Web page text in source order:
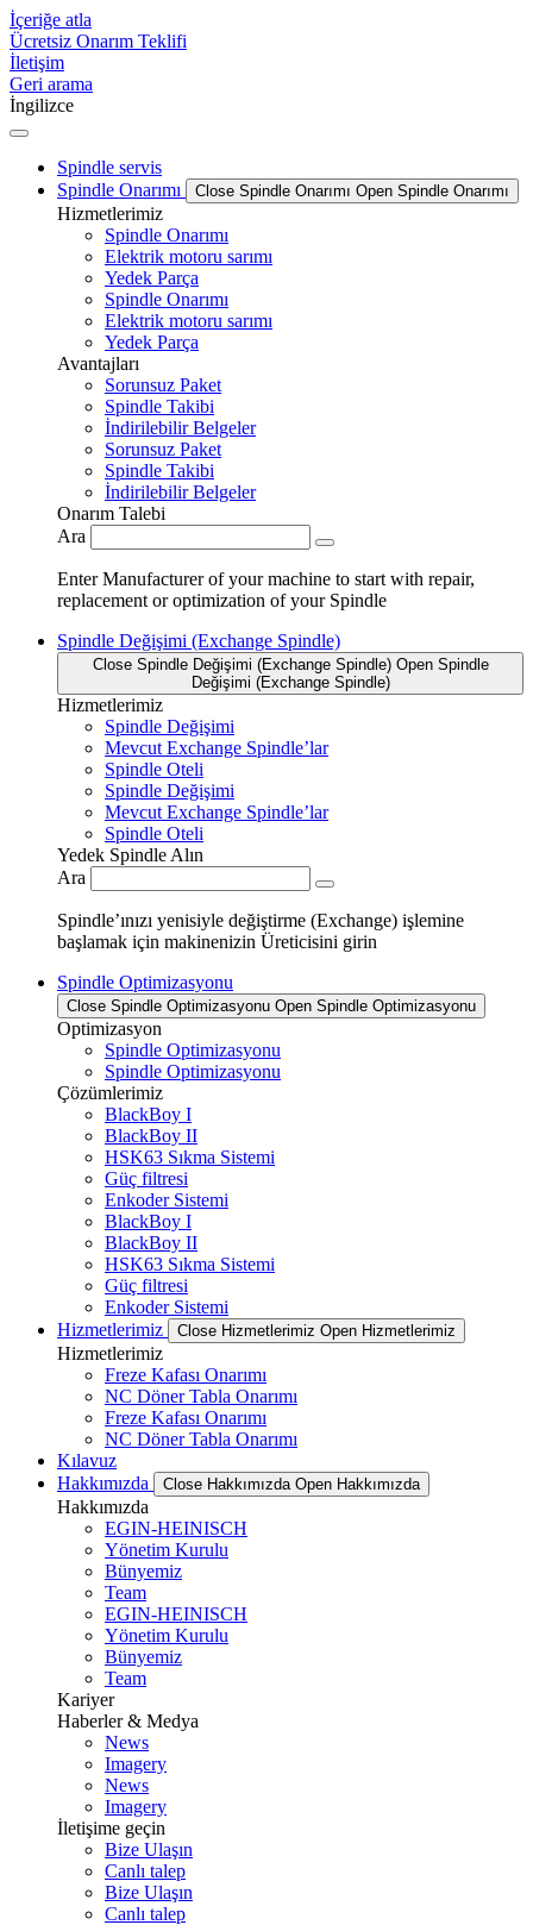
İçeriğe atla
Ücretsiz Onarım Teklifi
İletişim
Geri arama
İngilizce
Spindle servis
Spindle Onarımı
Close Spindle Onarımı Open Spindle Onarımı
Hizmetlerimiz
Spindle Onarımı
Elektrik motoru sarımı
Yedek Parça
Spindle Onarımı
Elektrik motoru sarımı
Yedek Parça
Avantajları
Sorunsuz Paket
Spindle Takibi
İndirilebilir Belgeler
Sorunsuz Paket
Spindle Takibi
İndirilebilir Belgeler
Onarım Talebi
Ara
Enter Manufacturer of your machine to start with repair,
replacement or optimization of your Spindle
Spindle Değişimi (Exchange Spindle)
Close Spindle Değişimi (Exchange Spindle) Open Spindle
Değişimi (Exchange Spindle)
Hizmetlerimiz
Spindle Değişimi
Mevcut Exchange Spindle’lar
Spindle Oteli
Spindle Değişimi
Mevcut Exchange Spindle’lar
Spindle Oteli
Yedek Spindle Alın
Ara
Spindle’ınızı yenisiyle değiştirme (Exchange) işlemine
başlamak için makinenizin Üreticisini girin
Spindle Optimizasyonu
Close Spindle Optimizasyonu Open Spindle Optimizasyonu
Optimizasyon
Spindle Optimizasyonu
Spindle Optimizasyonu
Çözümlerimiz
BlackBoy I
BlackBoy II
HSK63 Sıkma Sistemi
Güç filtresi
Enkoder Sistemi
BlackBoy I
BlackBoy II
HSK63 Sıkma Sistemi
Güç filtresi
Enkoder Sistemi
Hizmetlerimiz
Close Hizmetlerimiz Open Hizmetlerimiz
Hizmetlerimiz
Freze Kafası Onarımı
NC Döner Tabla Onarımı
Freze Kafası Onarımı
NC Döner Tabla Onarımı
Kılavuz
Hakkımızda
Close Hakkımızda Open Hakkımızda
Hakkımızda
EGIN-HEINISCH
Yönetim Kurulu
Bünyemiz
Team
EGIN-HEINISCH
Yönetim Kurulu
Bünyemiz
Team
Kariyer
Haberler & Medya
News
Imagery
News
Imagery
İletişime geçin
Bize Ulaşın
Canlı talep
Bize Ulaşın
Canlı talep